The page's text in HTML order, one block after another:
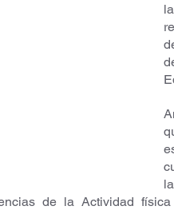
de la Actividad